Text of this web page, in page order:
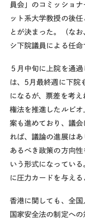
員会」のコミッショナ
ット系大学教授の後
とが決まった。（な
シ下院議員による任命
５月中旬に上院を通過
は、 5 月最終週に下院
になるが、票差を考
権法を推進したルビ
案も進めており、議
れば、議論の進展はあ
あるべき政策の方向
いう形式になってい
に圧力カードを与える
香港に関しても、全
国家安全法の制定へ